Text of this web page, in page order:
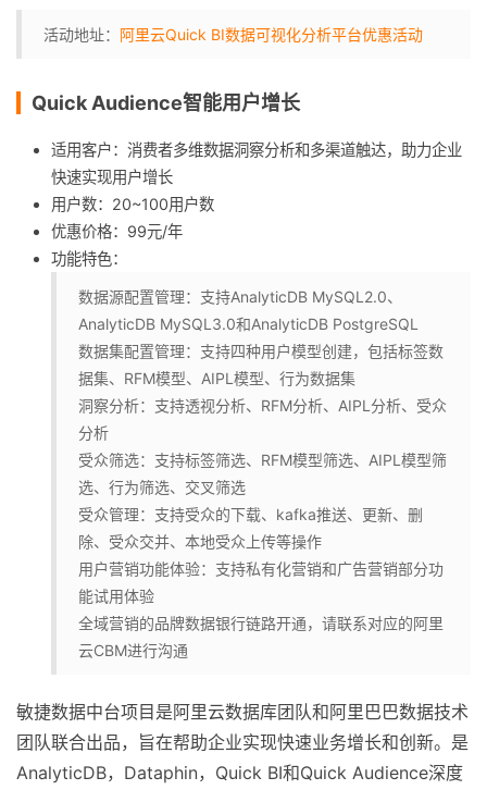
活动地址： 阿里云Quick BI数据可视化分析平台优惠活动
Quick Audience智能用户增长
适用客户：消费者多维数据洞察分析和多渠道触达，助力企业
快速实现用户增长
用户数：20~100用户数
优惠价格：99元/年
功能特色：
数据源配置管理：支持AnalyticDB MySQL2.0、
AnalyticDB MySQL3.0和AnalyticDB PostgreSQL
数据集配置管理：支持四种用户模型创建，包括标签数
据集、RFM模型、AIPL模型、行为数据集
洞察分析：支持透视分析、RFM分析、AIPL分析、受众
分析
受众筛选：支持标签筛选、RFM模型筛选、AIPL模型筛
选、行为筛选、交叉筛选
受众管理：支持受众的下载、kafka推送、更新、删
除、受众交并、本地受众上传等操作
用户营销功能体验：支持私有化营销和广告营销部分功
能试用体验
全域营销的品牌数据银行链路开通，请联系对应的阿里
云CBM进行沟通
敏捷数据中台项目是阿里云数据库团队和阿里巴巴数据技术
团队联合出品，旨在帮助企业实现快速业务增长和创新。是
AnalyticDB，Dataphin，Quick BI和Quick Audience深度